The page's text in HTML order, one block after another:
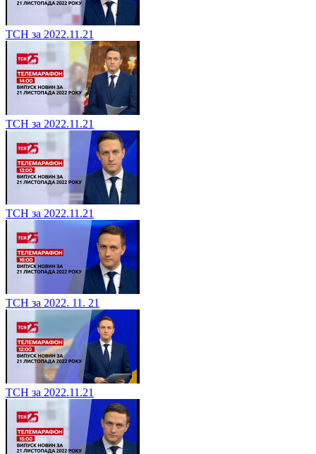
ТСН за 2022.11.21
ТСН за 2022.11.21
ТСН за 2022.11.21
ТСН за 2022. 11. 21
ТСН за 2022.11.21